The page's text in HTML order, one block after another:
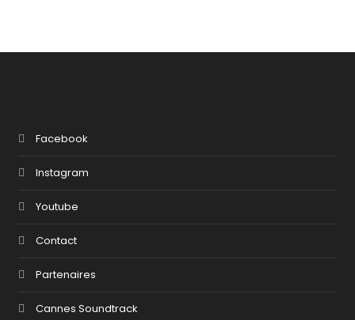
Facebook
Instagram
Youtube
Contact
Partenaires
Cannes Soundtrack